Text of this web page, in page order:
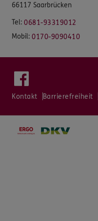
66117 Saarbrücken
Tel: 0681-93319012
Mobil: 0170-9090410
Kontakt Barrierefreiheit